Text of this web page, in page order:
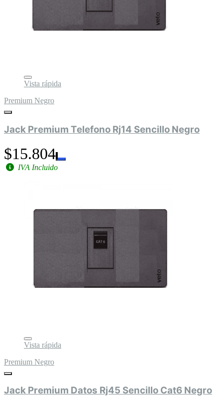
Vista rápida
Premium Negro
Jack Premium Telefono Rj14 Sencillo Negro
$15.804
IVA Incluido
Vista rápida
Premium Negro
Jack Premium Datos Rj45 Sencillo Cat6 Negro